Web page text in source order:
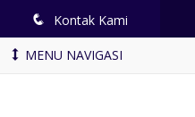
q Kontak Kami
MENU NAVIGASI